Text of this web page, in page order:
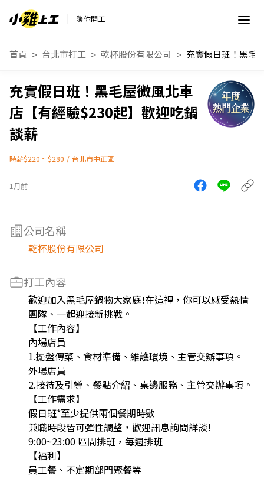
隨你開工
首頁 台北市打工 乾杯股份有限公司
充實假日班！黑毛屋微風北車
店【有經驗$230起】歡迎吃鍋
談薪
時薪$220 ~ $280 / 台北市中正區
1月前
公司名稱
乾杯股份有限公司
打工內容
歡迎加入黑毛屋鍋物大家庭!在這裡，你可以感受熱情
團隊、一起迎接新挑戰。
【工作內容】
內場店員
1.擺盤傳菜、食材準備、維護環境、主管交辦事項。
外場店員
2.接待及引導、餐點介紹、桌邊服務、主管交辦事項。
【工作需求】
假日班*至少提供兩個餐期時數
兼職時段皆可彈性調整，歡迎訊息詢問詳談!
9:00~23:00 區間排班，每週排班
【福利】
員工餐、不定期部門聚餐等